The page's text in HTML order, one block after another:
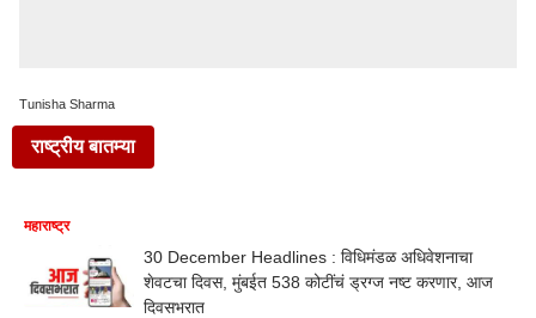
Tunisha Sharma
राष्ट्रीय बातम्या
महाराष्ट्र
30 December Headlines : विधिमंडळ अधिवेशनाचा
शेवटचा दिवस, मुंबईत 538 कोटींचं ड्रग्ज नष्ट करणार, आज
दिवसभरात